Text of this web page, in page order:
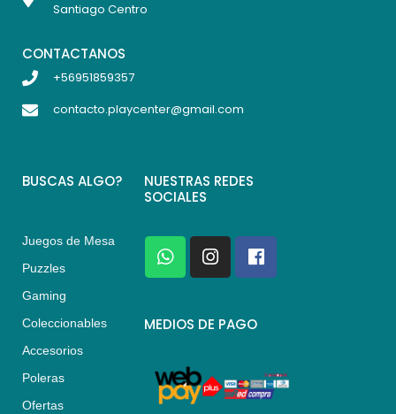
Santiago Centro
CONTACTANOS
+56951859357
contacto.playcenter@gmail.com
BUSCAS ALGO?
Juegos de Mesa
Puzzles
Gaming
Coleccionables
Accesorios
Poleras
Ofertas
NUESTRAS REDES
SOCIALES
W
h
a
s
p
I
n
s
a
a
m
F
a
c
b
k
MEDIOS DE PAGO